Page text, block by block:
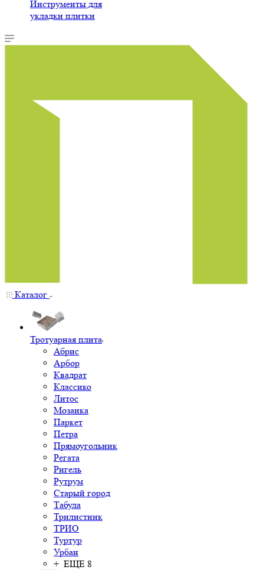
Инструменты для
укладки плитки
Каталог
Тротуарная плита
Абрис
Арбор
Квадрат
Классико
Литос
Мозаика
Паркет
Петра
Прямоугольник
Регата
Ригель
Рутрум
Старый город
Табула
Трилистник
ТРИО
Туртур
Урбан
+ ЕЩЕ 8